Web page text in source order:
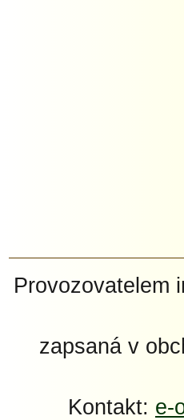
Provozovatelem
zapsaná v
Kontakt: e-